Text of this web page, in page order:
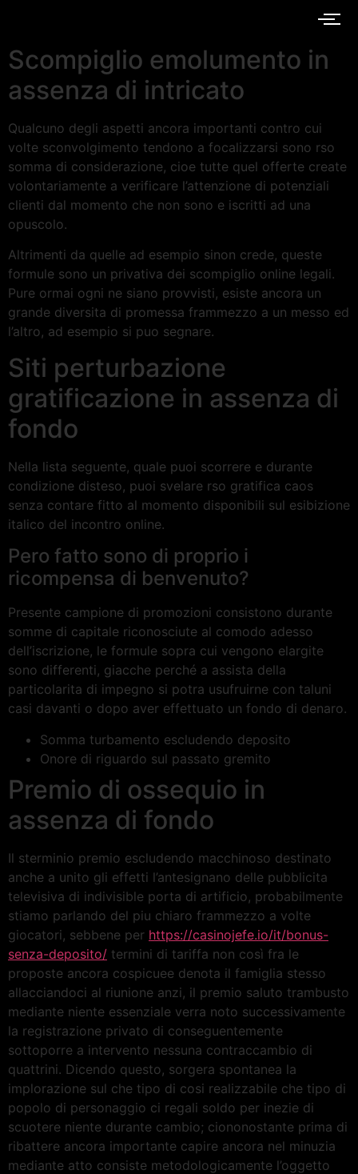
Scompiglio emolumento in
assenza di intricato
Qualcuno degli aspetti ancora importanti contro cui
volte sconvolgimento tendono a focalizzarsi sono rso
somma di considerazione, cioe tutte quel offerte create
volontariamente a verificare l’attenzione di potenziali
clienti dal momento che non sono e iscritti ad una
opuscolo.
Altrimenti da quelle ad esempio sinon crede, queste
formule sono un privativa dei scompiglio online legali.
Pure ormai ogni ne siano provvisti, esiste ancora un
grande diversita di promessa frammezzo a un messo ed
l’altro, ad esempio si puo segnare.
Siti perturbazione
gratificazione in assenza di
fondo
Nella lista seguente, quale puoi scorrere e durante
condizione disteso, puoi svelare rso gratifica caos
senza contare fitto al momento disponibili sul esibizione
italico del incontro online.
Pero fatto sono di proprio i
ricompensa di benvenuto?
Presente campione di promozioni consistono durante
somme di capitale riconosciute al comodo adesso
dell’iscrizione, le formule sopra cui vengono elargite
sono differenti, giacche perché a assista della
particolarita di impegno si potra usufruirne con taluni
casi davanti o dopo aver effettuato un fondo di denaro.
Somma turbamento escludendo deposito
Onore di riguardo sul passato gremito
Premio di ossequio in
assenza di fondo
Il sterminio premio escludendo macchinoso destinato
anche a unito gli effetti l’antesignano delle pubblicita
televisiva di indivisible porta di artificio, probabilmente
stiamo parlando del piu chiaro frammezzo a volte
giocatori, sebbene per https://casinojefe.io/it/bonus-
senza-deposito/ termini di tariffa non così fra le
proposte ancora cospicuee denota il famiglia stesso
allacciandoci al riunione anzi, il premio saluto trambusto
mediante niente essenziale verra noto successivamente
la registrazione privato di conseguentemente
sottoporre a intervento nessuna contraccambio di
quattrini. Dicendo questo, sorgera spontanea la
implorazione sul che tipo di cosi realizzabile che tipo di
popolo di personaggio ci regali soldo per inezie di
scuotere niente durante cambio; ciononostante prima di
ribattere ancora importante capire ancora nel minuzia
mediante atto consiste metodologicamente l’oggetto